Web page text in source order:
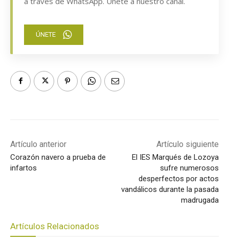
ÚNETE
Artículo anterior
Corazón navero a prueba de
infartos
Artículo siguiente
El IES Marqués de Lozoya
sufre numerosos
desperfectos por actos
vandálicos durante la pasada
madrugada
Artículos Relacionados